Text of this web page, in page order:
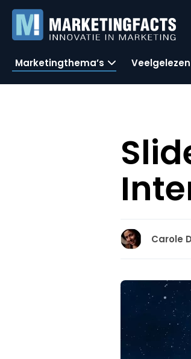
Marketingthema’s Veelgelezen
Carole